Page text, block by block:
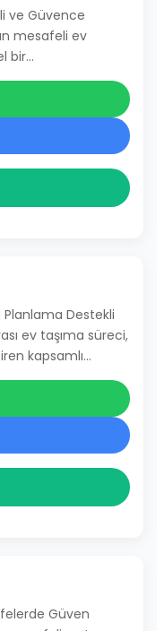
ve Güvence
mesafeli ev
bir…
Destekli
ev taşıma süreci,
kapsamlı…
Güven